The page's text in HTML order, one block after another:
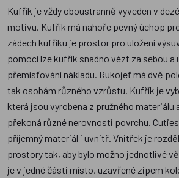
Kufřík je vždy oboustranně vyveden v
motivu. Kufřík má nahoře pevný úchop
zádech kufříku je prostor pro uložení
pomocí lze kufřík snadno vézt za sebou a
přemísťování nákladu. Rukojeť má dvě
tak osobám různého vzrůstu. Kufřík je
která jsou vyrobena z pružného materiálu
překoná různé nerovnosti povrchu.
příjemný materiál i uvnitř. Vnitřek je
prostory tak, aby bylo možno jednotlivé
je v jedné části místo, uzavřené zipem